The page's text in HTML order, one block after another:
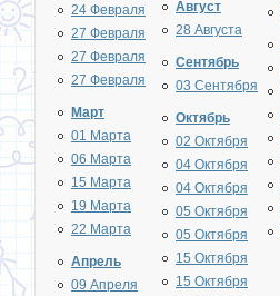
24 Февраля
27 Февраля
27 Февраля
27 Февраля
Март
01 Марта
06 Марта
15 Марта
19 Марта
22 Марта
Апрель
09 Апреля
Август
28 Августа
Сентябрь
03 Сентября
Октябрь
02 Октября
04 Октября
04 Октября
05 Октября
05 Октября
15 Октября
15 Октября